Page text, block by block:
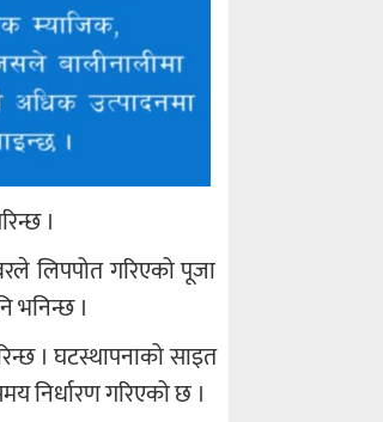
।
लिपपोत गरिएको पूजा
भनिन्छ ।
। घटस्थापनाको साइत
निर्धारण गरिएको छ ।